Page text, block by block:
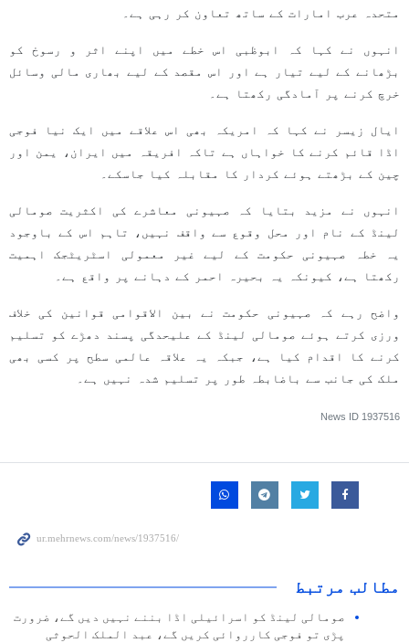
متحدہ عرب امارات کے ساتھ تعاون کر رہی ہے۔
انہوں نے کہا کہ ابوظبی اس خطے میں اپنے اثر و رسوخ کو
بڑھانے کے لیے تیار ہے اور اس مقصد کے لیے بھاری مالی وسائل
خرچ کرنے پر آمادگی رکھتا ہے۔
ایال زیسر نے کہا کہ امریکہ بھی اس علاقے میں ایک نیا فوجی
اڈا قائم کرنے کا خواہاں ہے تاکہ افریقہ میں ایران، یمن اور
چین کے بڑھتے ہوئے کردار کا مقابلہ کیا جاسکے۔
انہوں نے مزید بتایا کہ صہیونی معاشرے کی اکثریت صومالی
لینڈ کے نام اور محل وقوع سے واقف نہیں، تاہم اس کے باوجود
یہ خطہ صہیونی حکومت کے لیے غیر معمولی اسٹریٹجک اہمیت
رکھتا ہے، کیونکہ یہ بحیرہ احمر کے دہانے پر واقع ہے۔
واضح رہے کہ صہیونی حکومت نے بین الاقوامی قوانین کی خلاف
ورزی کرتے ہوئے صومالی لینڈ کے علیحدگی پسند دھڑے کو تسلیم
کرنے کا اقدام کیا ہے، جبکہ یہ علاقہ عالمی سطح پر کسی بھی
ملک کی جانب سے باضابطہ طور پر تسلیم شدہ نہیں ہے۔
News ID 1937516
مطالب مرتبط
صومالی لینڈ کو اسرائیلی اڈا بننے نہیں دیں گے، ضرورت
پڑی تو فوجی کارروائی کریں گے، عبد الملک الحوثی